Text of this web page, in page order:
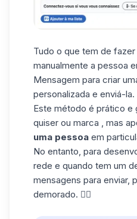
Tudo o que tem de
manualmente a pessoa
Mensagem para criar
personalizada e enviá-la.
Este método é prático e
quiser ou marca , mas
uma pessoa em
No entanto, para
rede e quando tem um
mensagens para enviar,
demorado. 😮‍💨